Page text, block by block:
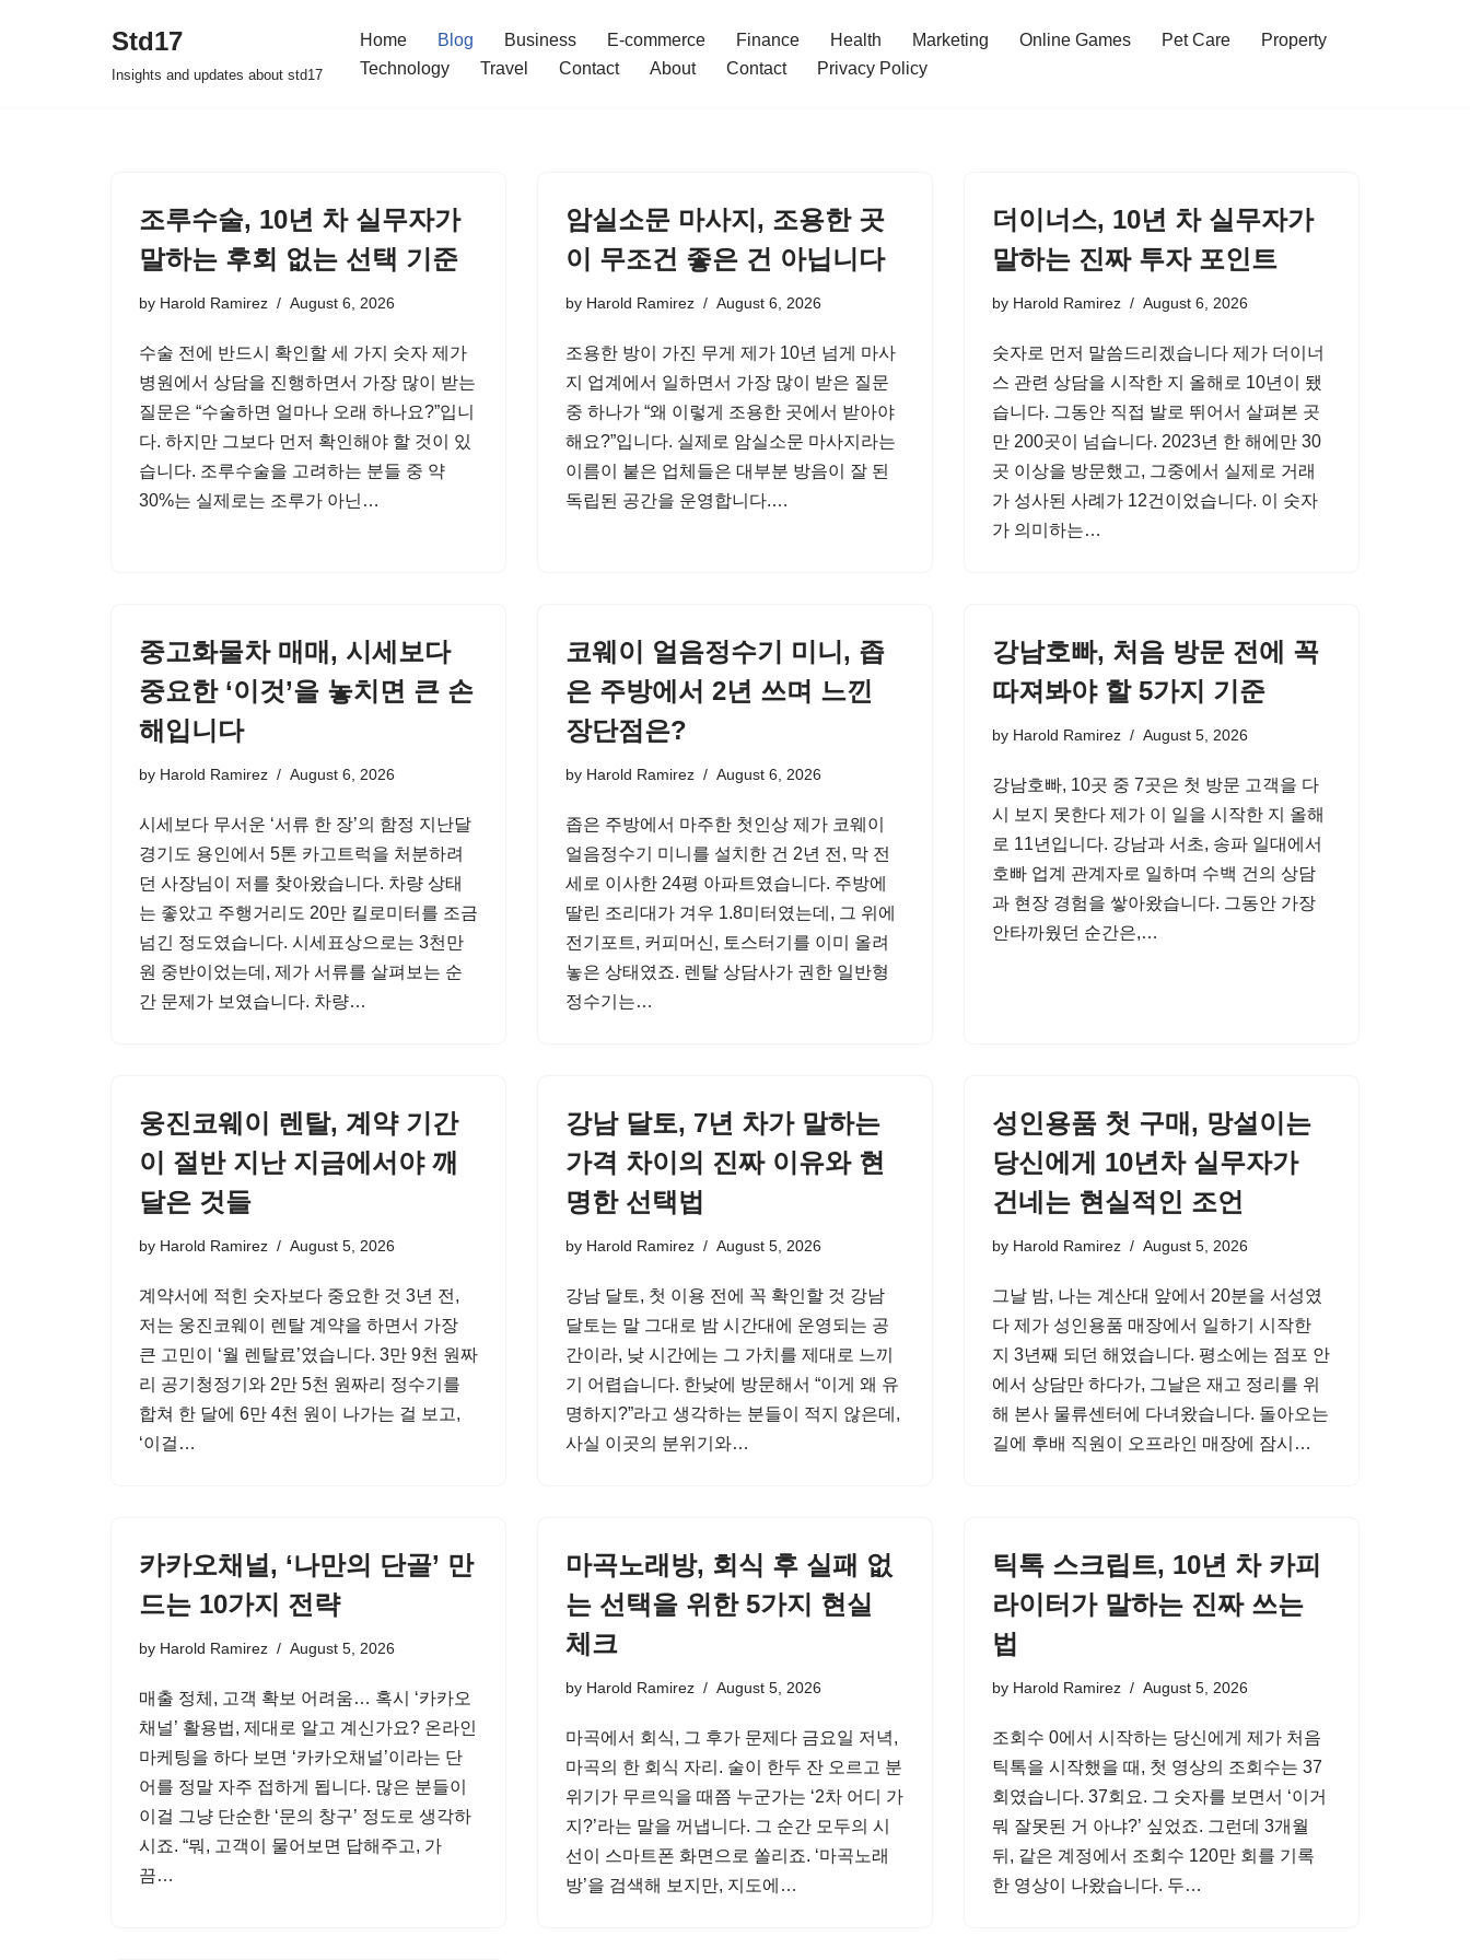
Std17
Insights and updates about std17
Home Blog Business E-commerce Finance Health Marketing Online Games Pet Care
Property
Technology
Travel Contact About Contact Privacy Policy
조루수술, 10년 차 실무자가
말하는 후회 없는 선택 기준
by Harold Ramirez August 6, 2026
수술 전에 반드시 확인할 세 가지 숫자 제가
병원에서 상담을 진행하면서 가장 많이 받는
질문은 “수술하면 얼마나 오래 하나요?”입니
다. 하지만 그보다 먼저 확인해야 할 것이 있
습니다. 조루수술을 고려하는 분들 중 약
30%는 실제로는 조루가 아닌…
암실소문 마사지, 조용한 곳
이 무조건 좋은 건 아닙니다
by Harold Ramirez August 6, 2026
조용한 방이 가진 무게 제가 10년 넘게 마사
지 업계에서 일하면서 가장 많이 받은 질문
중 하나가 “왜 이렇게 조용한 곳에서 받아야
해요?”입니다. 실제로 암실소문 마사지라는
이름이 붙은 업체들은 대부분 방음이 잘 된
독립된 공간을 운영합니다.…
더이너스, 10년 차 실무자가
말하는 진짜 투자 포인트
by Harold Ramirez August 6, 2026
숫자로 먼저 말씀드리겠습니다 제가 더이너
스 관련 상담을 시작한 지 올해로 10년이 됐
습니다. 그동안 직접 발로 뛰어서 살펴본 곳
만 200곳이 넘습니다. 2023년 한 해에만 30
곳 이상을 방문했고, 그중에서 실제로 거래
가 성사된 사례가 12건이었습니다. 이 숫자
가 의미하는…
중고화물차 매매, 시세보다
중요한 ‘이것’을 놓치면 큰 손
해입니다
by Harold Ramirez August 6, 2026
시세보다 무서운 ‘서류 한 장’의 함정 지난달
경기도 용인에서 5톤 카고트럭을 처분하려
던 사장님이 저를 찾아왔습니다. 차량 상태
는 좋았고 주행거리도 20만 킬로미터를 조금
넘긴 정도였습니다. 시세표상으로는 3천만
원 중반이었는데, 제가 서류를 살펴보는 순
간 문제가 보였습니다. 차량…
코웨이 얼음정수기 미니, 좁
은 주방에서 2년 쓰며 느낀
장단점은?
by Harold Ramirez August 6, 2026
좁은 주방에서 마주한 첫인상 제가 코웨이
얼음정수기 미니를 설치한 건 2년 전, 막 전
세로 이사한 24평 아파트였습니다. 주방에
딸린 조리대가 겨우 1.8미터였는데, 그 위에
전기포트, 커피머신, 토스터기를 이미 올려
놓은 상태였죠. 렌탈 상담사가 권한 일반형
정수기는…
강남호빠, 처음 방문 전에 꼭
따져봐야 할 5가지 기준
by Harold Ramirez August 5, 2026
강남호빠, 10곳 중 7곳은 첫 방문 고객을 다
시 보지 못한다 제가 이 일을 시작한 지 올해
로 11년입니다. 강남과 서초, 송파 일대에서
호빠 업계 관계자로 일하며 수백 건의 상담
과 현장 경험을 쌓아왔습니다. 그동안 가장
안타까웠던 순간은,…
웅진코웨이 렌탈, 계약 기간
이 절반 지난 지금에서야 깨
달은 것들
by Harold Ramirez August 5, 2026
계약서에 적힌 숫자보다 중요한 것 3년 전,
저는 웅진코웨이 렌탈 계약을 하면서 가장
큰 고민이 ‘월 렌탈료’였습니다. 3만 9천 원짜
리 공기청정기와 2만 5천 원짜리 정수기를
합쳐 한 달에 6만 4천 원이 나가는 걸 보고,
‘이걸…
강남 달토, 7년 차가 말하는
가격 차이의 진짜 이유와 현
명한 선택법
by Harold Ramirez August 5, 2026
강남 달토, 첫 이용 전에 꼭 확인할 것 강남
달토는 말 그대로 밤 시간대에 운영되는 공
간이라, 낮 시간에는 그 가치를 제대로 느끼
기 어렵습니다. 한낮에 방문해서 “이게 왜 유
명하지?”라고 생각하는 분들이 적지 않은데,
사실 이곳의 분위기와…
성인용품 첫 구매, 망설이는
당신에게 10년차 실무자가
건네는 현실적인 조언
by Harold Ramirez August 5, 2026
그날 밤, 나는 계산대 앞에서 20분을 서성였
다 제가 성인용품 매장에서 일하기 시작한
지 3년째 되던 해였습니다. 평소에는 점포 안
에서 상담만 하다가, 그날은 재고 정리를 위
해 본사 물류센터에 다녀왔습니다. 돌아오는
길에 후배 직원이 오프라인 매장에 잠시…
카카오채널, ‘나만의 단골’ 만
드는 10가지 전략
by Harold Ramirez August 5, 2026
매출 정체, 고객 확보 어려움… 혹시 ‘카카오
채널’ 활용법, 제대로 알고 계신가요? 온라인
마케팅을 하다 보면 ‘카카오채널’이라는 단
어를 정말 자주 접하게 됩니다. 많은 분들이
이걸 그냥 단순한 ‘문의 창구’ 정도로 생각하
시죠. “뭐, 고객이 물어보면 답해주고, 가
끔…
마곡노래방, 회식 후 실패 없
는 선택을 위한 5가지 현실
체크
by Harold Ramirez August 5, 2026
마곡에서 회식, 그 후가 문제다 금요일 저녁,
마곡의 한 회식 자리. 술이 한두 잔 오르고 분
위기가 무르익을 때쯤 누군가는 ‘2차 어디 가
지?’라는 말을 꺼냅니다. 그 순간 모두의 시
선이 스마트폰 화면으로 쏠리죠. ‘마곡노래
방’을 검색해 보지만, 지도에…
틱톡 스크립트, 10년 차 카피
라이터가 말하는 진짜 쓰는
법
by Harold Ramirez August 5, 2026
조회수 0에서 시작하는 당신에게 제가 처음
틱톡을 시작했을 때, 첫 영상의 조회수는 37
회였습니다. 37회요. 그 숫자를 보면서 ‘이거
뭐 잘못된 거 아냐?’ 싶었죠. 그런데 3개월
뒤, 같은 계정에서 조회수 120만 회를 기록
한 영상이 나왔습니다. 두…